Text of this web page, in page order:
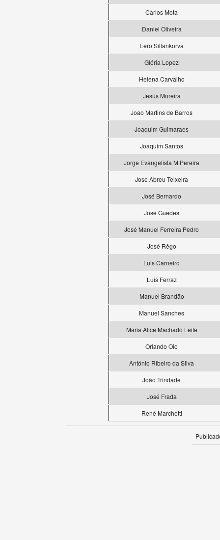
Carlos Mota
Daniel Oliveira
Eero Sillankorva
Glória Lopez
Helena Carvalho
Jesús Moreira
Joao Martins de Barros
Joaquim Guimaraes
Joaquim Santos
Jorge Evangelista M Pereira
Jose Abreu Teixeira
José Bernardo
José Guedes
José Manuel Ferreira Pedro
José Rêgo
Luis Carneiro
Luis Ferraz
Manuel Brandão
Manuel Sanches
Maria Alice Machado Leite
Orlando Oio
António Ribeiro da Silva
João Trindade
José Frada
René Marchetti